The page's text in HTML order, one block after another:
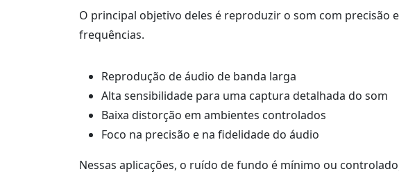
O principal objetivo deles é reproduzir o som com precisão
frequências.
Reprodução de áudio de banda larga
Alta sensibilidade para uma captura detalhada do som
Baixa distorção em ambientes controlados
Foco na precisão e na fidelidade do áudio
Nessas aplicações, o ruído de fundo é mínimo ou